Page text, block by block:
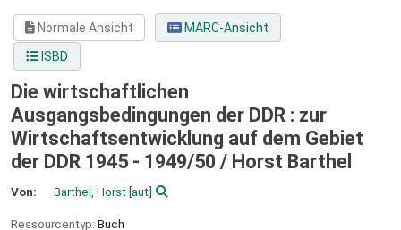
Normale Ansicht
MARC-Ansicht
ISBD
Die wirtschaftlichen
Ausgangsbedingungen der DDR : zur
Wirtschaftsentwicklung auf dem Gebiet
der DDR 1945 - 1949/50 / Horst Barthel
Von: Barthel, Horst[aut]
Ressourcentyp: Buch